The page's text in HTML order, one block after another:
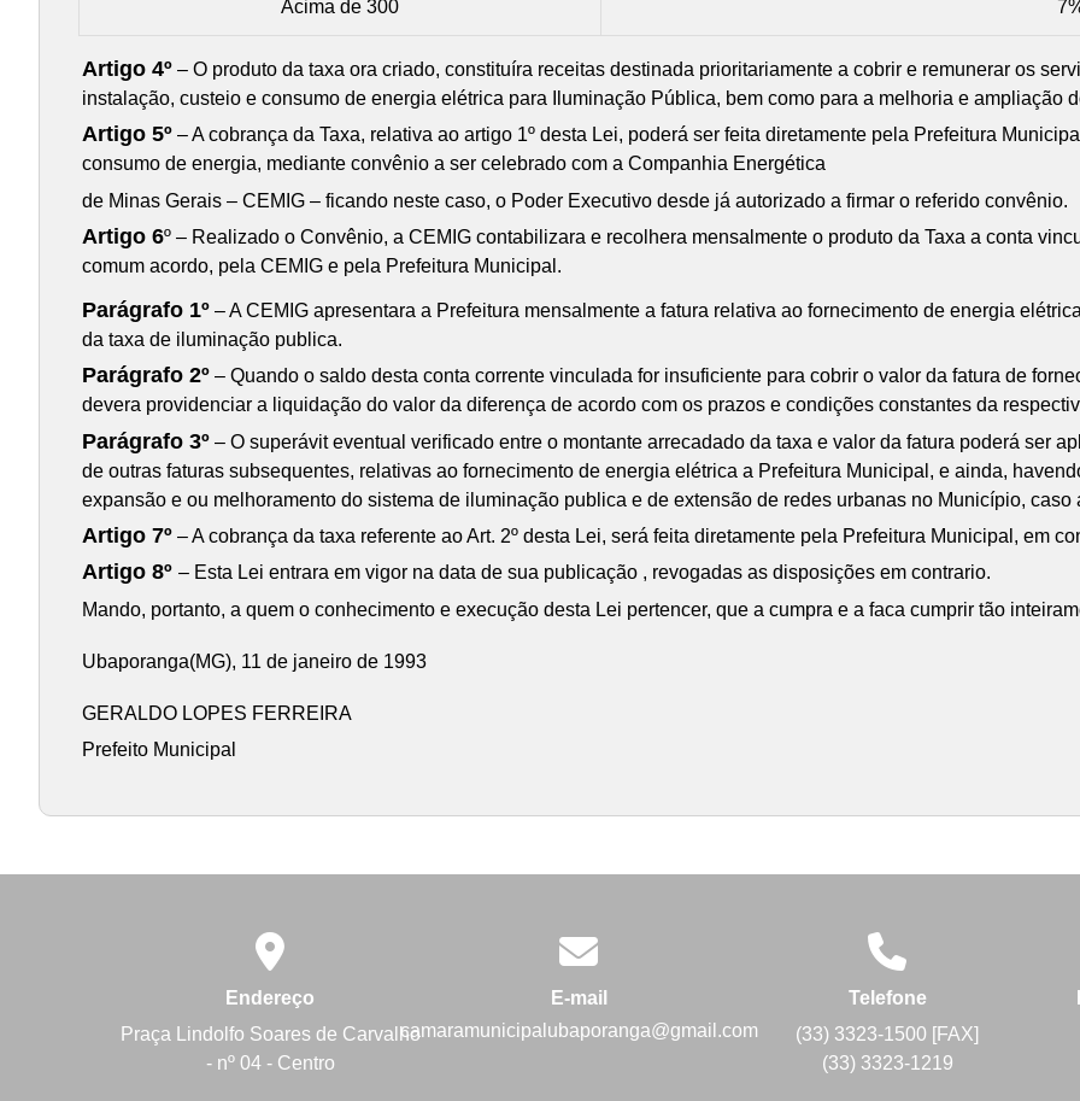
Acima de 300
Artigo 4º – O produto da taxa ora criado, constituíra receitas destinada prioritariamente a cobrir e remunerar os
instalação, custeio e consumo de energia elétrica para Iluminação Pública, bem como para a melhoria e ampliação
Artigo 5º – A cobrança da Taxa, relativa ao artigo 1º desta Lei, poderá ser feita diretamente pela Prefeitura
consumo de energia, mediante convênio a ser celebrado com a Companhia Energética
de Minas Gerais – CEMIG – ficando neste caso, o Poder Executivo desde já autorizado a firmar o referido convênio.
Artigo 6º – Realizado o Convênio, a CEMIG contabilizara e recolhera mensalmente o produto da Taxa a conta
comum acordo, pela CEMIG e pela Prefeitura Municipal.
Parágrafo 1º – A CEMIG apresentara a Prefeitura mensalmente a fatura relativa ao fornecimento de energia
da taxa de iluminação publica.
Parágrafo 2º – Quando o saldo desta conta corrente vinculada for insuficiente para cobrir o valor da fatura de
devera providenciar a liquidação do valor da diferença de acordo com os prazos e condições constantes da
Parágrafo 3º – O superávit eventual verificado entre o montante arrecadado da taxa e valor da fatura poderá ser
de outras faturas subsequentes, relativas ao fornecimento de energia elétrica a Prefeitura Municipal, e ainda,
expansão e ou melhoramento do sistema de iluminação publica e de extensão de redes urbanas no Município, caso
Artigo 7º – A cobrança da taxa referente ao Art. 2º desta Lei, será feita diretamente pela Prefeitura Municipal, em
Artigo 8º– Esta Lei entrara em vigor na data de sua publicação , revogadas as disposições em contrario.
Mando, portanto, a quem o conhecimento e execução desta Lei pertencer, que a cumpra e a faca cumprir tão
Ubaporanga(MG), 11 de janeiro de 1993
GERALDO LOPES FERREIRA
Prefeito Municipal
Endereço
Praça Lindolfo Soares de Carvalho
- nº 04 - Centro
E-mail
camaramunicipalubaporanga@gmail.com
Telefone
(33) 3323-1500 [FAX]
(33) 3323-1219